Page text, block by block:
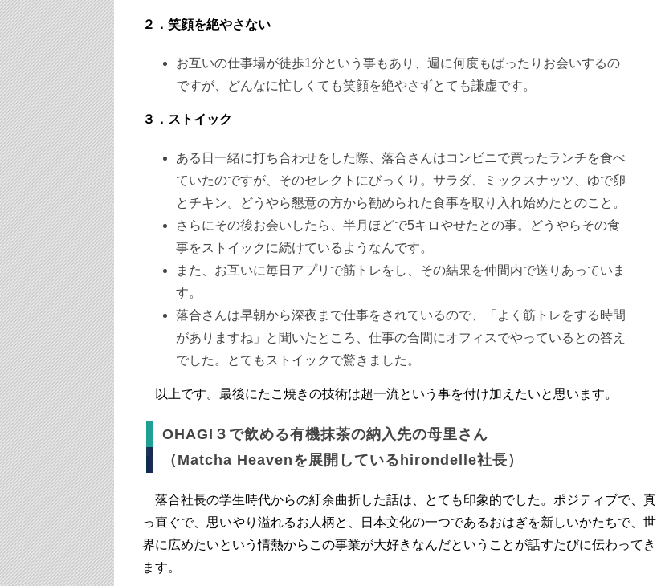
２．笑顔を絶やさない
お互いの仕事場が徒歩1分という事もあり、週に何度もばったりお会いするの
ですが、どんなに忙しくても笑顔を絶やさずとても謙虚です。
３．ストイック
ある日一緒に打ち合わせをした際、落合さんはコンビニで買ったランチを食べ
ていたのですが、そのセレクトにびっくり。サラダ、ミックスナッツ、ゆで卵
とチキン。どうやら懇意の方から勧められた食事を取り入れ始めたとのこと。
さらにその後お会いしたら、半月ほどで5キロやせたとの事。どうやらその食
事をストイックに続けているようなんです。
また、お互いに毎日アプリで筋トレをし、その結果を仲間内で送りあっていま
す。
落合さんは早朝から深夜まで仕事をされているので、「よく筋トレをする時間
がありますね」と聞いたところ、仕事の合間にオフィスでやっているとの答え
でした。とてもストイックで驚きました。
以上です。最後にたこ焼きの技術は超一流という事を付け加えたいと思います。
OHAGI３で飲める有機抹茶の納入先の母里さん
（Matcha Heavenを展開しているhirondelle社長）
落合社長の学生時代からの紆余曲折した話は、とても印象的でした。ポジティブで、真
っ直ぐで、思いやり溢れるお人柄と、日本文化の一つであるおはぎを新しいかたちで、世
界に広めたいという情熱からこの事業が大好きなんだということが話すたびに伝わってき
ます。